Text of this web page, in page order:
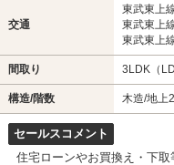
交通
東武東上
東武東上
東武東上
間取り 3LDK（
構造/階数 木造/地上
セールスコメント
住宅ローンやお買換え・下取